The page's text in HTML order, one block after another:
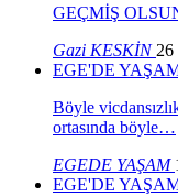
GEÇMİŞ
Gazi KESKİN 26
EGE'DE
Böyle
ortasında böyle…
EGEDE YAŞAM
EGE'DE